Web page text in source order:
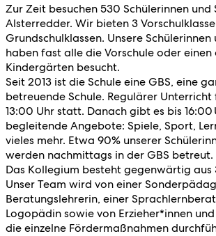
Zur Zeit besuchen 530 Schülerinnen und
Alsterredder. Wir bieten 3
Grundschulklassen. Unsere Schülerinnen
haben fast alle die Vorschule oder
Kindergärten besucht.
Seit 2013 ist die Schule eine GBS, eine
betreuende Schule. Regulärer
13:00 Uhr statt. Danach gibt es bis 16:00
begleitende Angebote: Spiele, Sport,
vieles mehr. Etwa 90% unserer
werden nachmittags in der GBS betreut.
Das Kollegium besteht gegenwärtig aus
Unser Team wird von einer
Beratungslehrerin, einer
Logopädin sowie von Erzieher*innen
die einzelne Fördermaßnahmen